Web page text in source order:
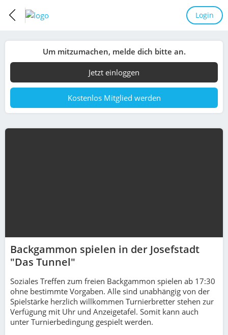
Login
Um mitzumachen, melde dich bitte an.
Jetzt einloggen
Kostenlos Mitglied werden
Backgammon spielen in der Josefstadt
"Das Tunnel"
Soziales Treffen zum freien Backgammon spielen ab 17:30
ohne bestimmte Vorgaben. Alle sind unabhängig von der
Spielstärke herzlich willkommen Turnierbretter stehen zur
Verfügung mit Uhr und Anzeigetafel. Somit kann auch
unter Turnierbedingung gespielt werden.